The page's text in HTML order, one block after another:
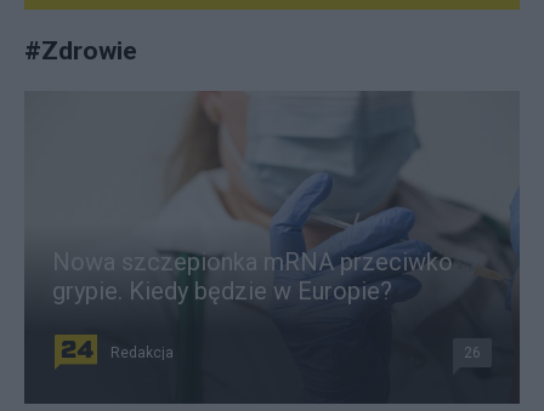
#Zdrowie
Nowa szczepionka mRNA przeciwko
grypie. Kiedy będzie w Europie?
Redakcja 26